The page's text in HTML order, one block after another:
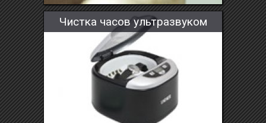
Чистка часов ультразвуком